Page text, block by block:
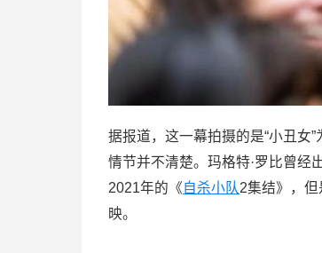
据报道，这一幕拍摄的是“小丑女
情节并不清楚。玛格特·罗比曾经
2021年的《自杀小队2集结》，
映。